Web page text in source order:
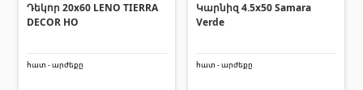
Փայտամած և կաղապարամած (20)
Դեկոր 20x60 LENO TIERRA
DECOR HO
հատ - արժեքը
Կարնիզ 4.5x50 Samara
Verde
հատ - արժեքը